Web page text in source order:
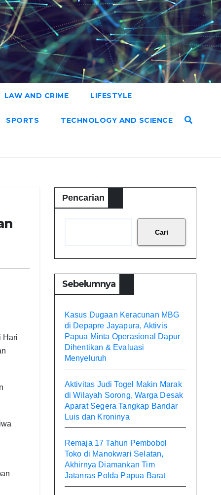
LAW AND CRIME LIFESTYLE
SPORTS TECHNOLOGY AND SCIENCE
Hari
Pencarian
Cari
Sebelumnya
Kasus Dugaan Keracunan MBG
di Depapre Jayapura, Aktivis
Papua Minta Operasional Dapur
Dihentikan & Evaluasi
Menyeluruh
Aktivitas Judi Togel Makin Marak
di Wilayah Sorong, Warga Desak
Aparat Segera Tangkap Bandar
Luis dan Kroninya
Remaja 17 Tahun Pembobol
Toko di Manokwari Selatan,
Akhirnya Diamankan Tim
Jatanras Polda Papua Barat